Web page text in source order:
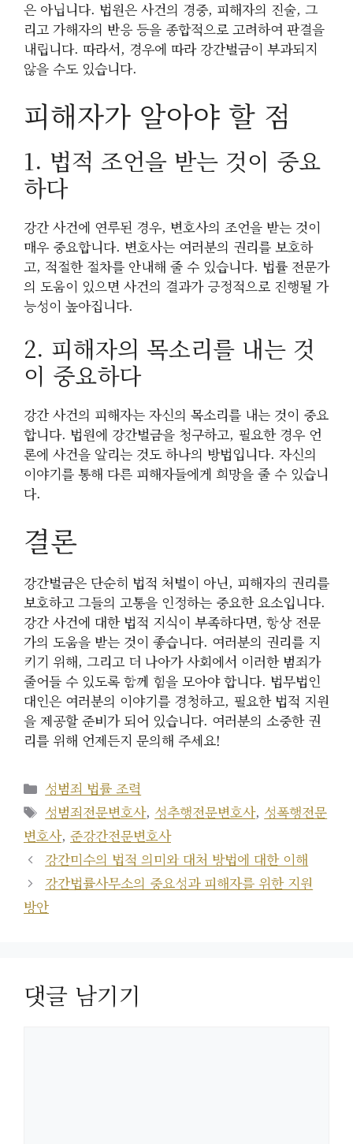
은 아닙니다. 법원은 사건의 경중, 피해자의 진술, 그
리고 가해자의 반응 등을 종합적으로 고려하여 판결을
내립니다. 따라서, 경우에 따라 강간벌금이 부과되지
않을 수도 있습니다.
피해자가 알아야 할 점
1. 법적 조언을 받는 것이 중요
하다
강간 사건에 연루된 경우, 변호사의 조언을 받는 것이
매우 중요합니다. 변호사는 여러분의 권리를 보호하
고, 적절한 절차를 안내해 줄 수 있습니다. 법률 전문가
의 도움이 있으면 사건의 결과가 긍정적으로 진행될 가
능성이 높아집니다.
2. 피해자의 목소리를 내는 것
이 중요하다
강간 사건의 피해자는 자신의 목소리를 내는 것이 중요
합니다. 법원에 강간벌금을 청구하고, 필요한 경우 언
론에 사건을 알리는 것도 하나의 방법입니다. 자신의
이야기를 통해 다른 피해자들에게 희망을 줄 수 있습니
다.
결론
강간벌금은 단순히 법적 처벌이 아닌, 피해자의 권리를
보호하고 그들의 고통을 인정하는 중요한 요소입니다.
강간 사건에 대한 법적 지식이 부족하다면, 항상 전문
가의 도움을 받는 것이 좋습니다. 여러분의 권리를 지
키기 위해, 그리고 더 나아가 사회에서 이러한 범죄가
줄어들 수 있도록 함께 힘을 모아야 합니다. 법무법인
대인은 여러분의 이야기를 경청하고, 필요한 법적 지원
을 제공할 준비가 되어 있습니다. 여러분의 소중한 권
리를 위해 언제든지 문의해 주세요!
카
테
고
리
성범죄 법률 조력
태
그
성범죄전문변호사, 성추행전문변호사, 성폭행전문
변호사, 준강간전문변호사
강간미수의 법적 의미와 대처 방법에 대한 이해
강간법률사무소의 중요성과 피해자를 위한 지원
방안
댓글 남기기